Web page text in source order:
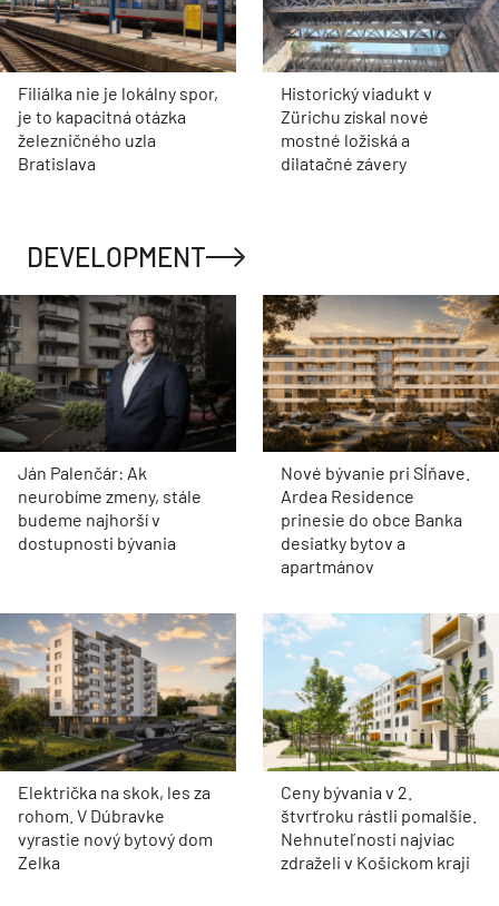
Filiálka nie je lokálny spor,
je to kapacitná otázka
železničného uzla
Bratislava
Historický viadukt v
Zürichu získal nové
mostné ložiská a
dilatačné závery
DEVELOPMENT
Ján Palenčár: Ak
neurobíme zmeny, stále
budeme najhorší v
dostupnosti bývania
Nové bývanie pri Sĺňave.
Ardea Residence
prinesie do obce Banka
desiatky bytov a
apartmánov
Električka na skok, les za
rohom. V Dúbravke
vyrastie nový bytový dom
Zelka
Ceny bývania v 2.
štvrťroku rástli pomalšie.
Nehnuteľnosti najviac
zdraželi v Košickom kraji